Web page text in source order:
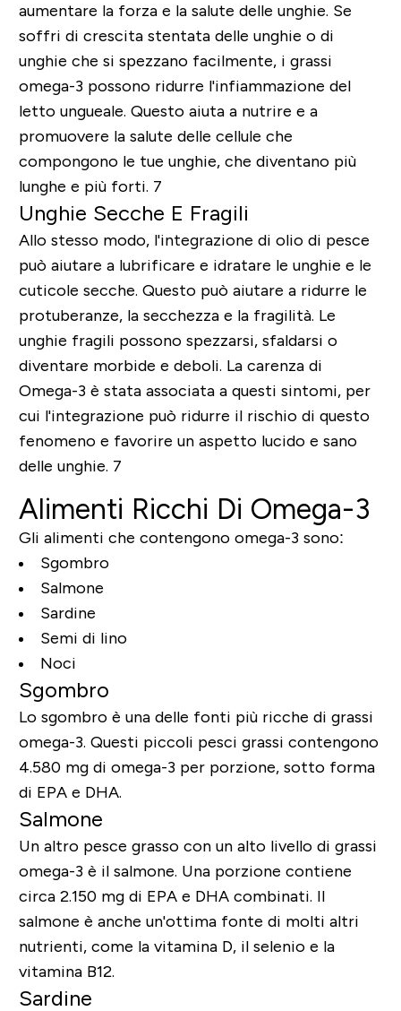
aumentare la forza e la salute delle unghie. Se
soffri di crescita stentata delle unghie o di
unghie che si spezzano facilmente, i grassi
omega-3 possono ridurre l'infiammazione del
letto ungueale. Questo aiuta a nutrire e a
promuovere la salute delle cellule che
compongono le tue unghie, che diventano più
lunghe e più forti. 7
Unghie Secche E Fragili
Allo stesso modo, l'integrazione di olio di pesce
può aiutare a lubrificare e idratare le unghie e le
cuticole secche. Questo può aiutare a ridurre le
protuberanze, la secchezza e la fragilità. Le
unghie fragili possono spezzarsi, sfaldarsi o
diventare morbide e deboli. La carenza di
Omega-3 è stata associata a questi sintomi, per
cui l'integrazione può ridurre il rischio di questo
fenomeno e favorire un aspetto lucido e sano
delle unghie. 7
Alimenti Ricchi Di Omega-3
Gli alimenti che contengono omega-3 sono:
Sgombro
Salmone
Sardine
Semi di lino
Noci
Sgombro
Lo sgombro è una delle fonti più ricche di grassi
omega-3. Questi piccoli pesci grassi contengono
4.580 mg di omega-3 per porzione, sotto forma
di EPA e DHA.
Salmone
Un altro pesce grasso con un alto livello di grassi
omega-3 è il salmone. Una porzione contiene
circa 2.150 mg di EPA e DHA combinati. Il
salmone è anche un'ottima fonte di molti altri
nutrienti, come la vitamina D, il selenio e la
vitamina B12.
Sardine